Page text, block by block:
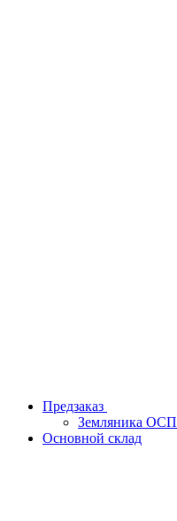
Предзаказ
Земляника ОСП
Основной склад